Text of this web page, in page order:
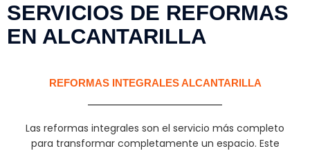
SERVICIOS DE REFORMAS
EN ALCANTARILLA
REFORMAS INTEGRALES ALCANTARILLA
Las reformas integrales son el servicio más completo
para transformar completamente un espacio. Este